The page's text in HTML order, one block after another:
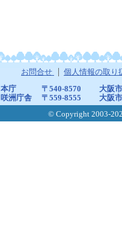
お問合せ 個人情報の取り
本庁 〒540-8570
大阪
咲洲庁舎
〒559-8555
大阪
© Copyright 2003-